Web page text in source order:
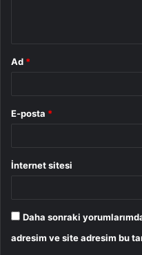
Ad *
E-posta *
İnternet sitesi
Daha sonraki
adresim ve site adresim bu